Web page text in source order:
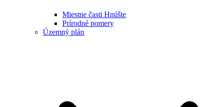
Miestne časti Hnúšte
Prírodné pomery
Územný plán